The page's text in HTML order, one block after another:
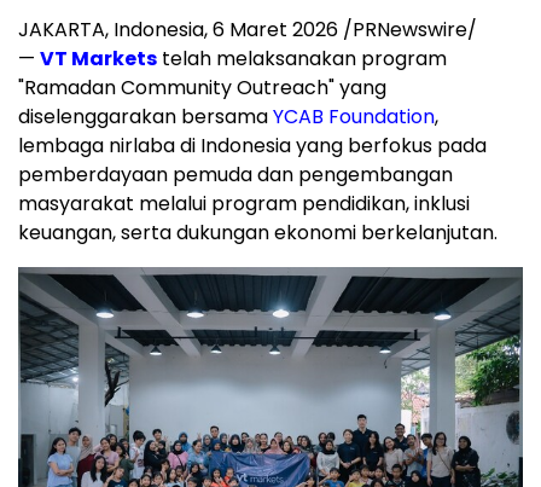
JAKARTA, Indonesia, 6 Maret 2026 /PRNewswire/
— VT Markets telah melaksanakan program
"Ramadan Community Outreach" yang
diselenggarakan bersamaYCAB Foundation,
lembaga nirlaba di Indonesia yang berfokus pada
pemberdayaan pemuda dan pengembangan
masyarakat melalui program pendidikan, inklusi
keuangan, serta dukungan ekonomi berkelanjutan.